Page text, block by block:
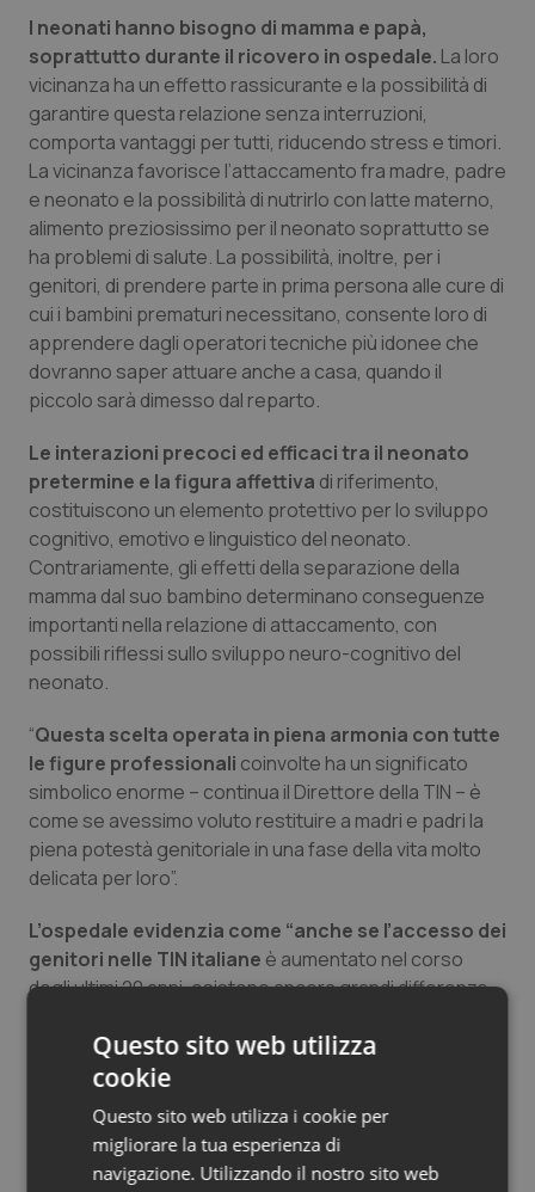
Umbria
Valle D’Aosta
Veneto
Oftalmologia
Oncodermatologia
Oncoematologia
Oncologia & Nutrizione
Psoriasi & pelle
Quotidiano Cardiologia
Quotidiano Oncologia
Quotidiano Pediatria
Rene & patologie urogenitali
Salute orale & impianti
Sangue & coagulazione
Tiroide
Tumore al seno
Tumore ovarico
Tumori del Polmone & Testa Collo
Tumori gastrointestinali
Ulcera & Reflusso
Vaccini
I neonati hanno bisogno di mamma e papà,
soprattutto durante il ricovero in ospedale. La loro
vicinanza ha un effetto rassicurante e la possibilità di
garantire questa relazione senza interruzioni,
comporta vantaggi per tutti, riducendo stress e timori.
La vicinanza favorisce l’attaccamento fra madre, padre
e neonato e la possibilità di nutrirlo con latte materno,
alimento preziosissimo per il neonato soprattutto se
ha problemi di salute. La possibilità, inoltre, per i
genitori, di prendere parte in prima persona alle cure di
cui i bambini prematuri necessitano, consente loro di
apprendere dagli operatori tecniche più idonee che
dovranno saper attuare anche a casa, quando il
piccolo sarà dimesso dal reparto.
Le interazioni precoci ed efficaci tra il neonato
pretermine e la figura affettiva di riferimento,
costituiscono un elemento protettivo per lo sviluppo
cognitivo, emotivo e linguistico del neonato.
Contrariamente, gli effetti della separazione della
mamma dal suo bambino determinano conseguenze
importanti nella relazione di attaccamento, con
possibili riflessi sullo sviluppo neuro-cognitivo del
neonato.
“Questa scelta operata in piena armonia con tutte
le figure professionali coinvolte ha un significato
simbolico enorme – continua il Direttore della TIN – è
come se avessimo voluto restituire a madri e padri la
piena potestà genitoriale in una fase della vita molto
delicata per loro”.
L’ospedale evidenzia come “anche se l’accesso dei
genitori nelle TIN italiane è aumentato nel corso
degli ultimi 20 anni, esistono ancora grandi differenze
Francia, Regno Unito, dove le TIN restano aperte 24
ore su 24”. “Gli obiettivi di un prossimo futuro per il
nostro reparto sono quelli di personalizzare ancora di
più l’assistenza, centrando l’attenzione non solo sul
piccolo paziente, ma facendoci carico dell’intero
Questo sito web utilizza
cookie
Questo sito web utilizza i cookie per
migliorare la tua esperienza di
navigazione. Utilizzando il nostro sito web